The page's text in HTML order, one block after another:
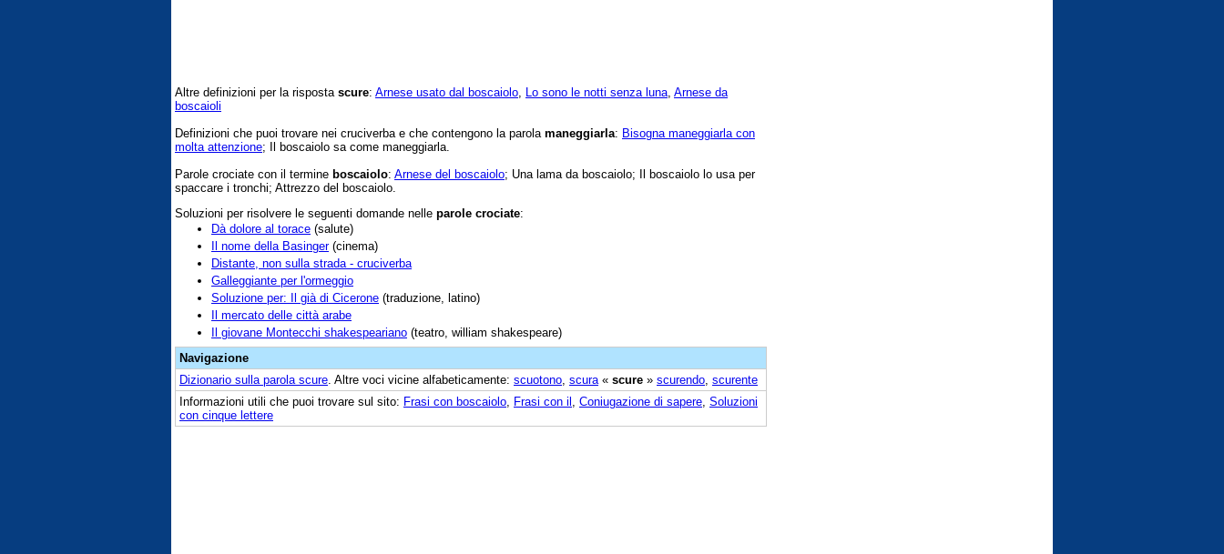
Altre definizioni per la risposta scure: Arnese usato dal boscaiolo Lo sono le notti senza luna Arnese da
boscaioli
Definizioni che puoi trovare nei cruciverba e che contengono la parola maneggiarla: Bisogna maneggiarla con
molta attenzione; Il boscaiolo sa come maneggiarla.
Parole crociate con il termine boscaiolo: Arnese del boscaiolo; Una lama da boscaiolo; Il boscaiolo lo usa per
spaccare i tronchi; Attrezzo del boscaiolo.
Soluzioni per risolvere le seguenti domande nelle parole crociate:
Dà dolore al torace (salute)
Il nome della Basinger(cinema)
Distante, non sulla strada - cruciverba
Galleggiante per l'ormeggio
Soluzione per: Il già di Cicerone (traduzione, latino)
Il mercato delle città arabe
Il giovane Montecchi shakespeariano (teatro, william shakespeare)
Navigazione
Dizionario sulla parola scure . Altre voci vicine alfabeticamente: scuotono scura « scure » scurendo scurente
Informazioni utili che puoi trovare sul sito: Frasi con boscaiolo Frasi con il Coniugazione di sapere Soluzioni
con cinque lettere